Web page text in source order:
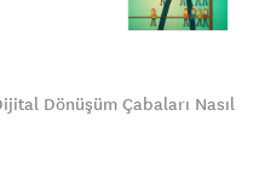
Dönüşüm Çabaları Nasıl